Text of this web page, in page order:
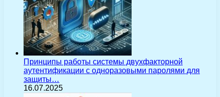
Принципы работы системы двухфакторной
аутентификации с одноразовыми паролями для
защиты…
16.07.2025